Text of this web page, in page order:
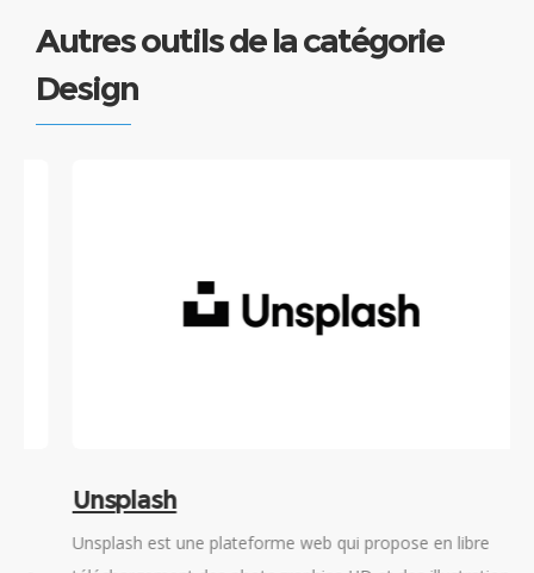
Autres outils de la catégorie
Design
Unsplash
Unsplash est une plateforme web qui propose en libre